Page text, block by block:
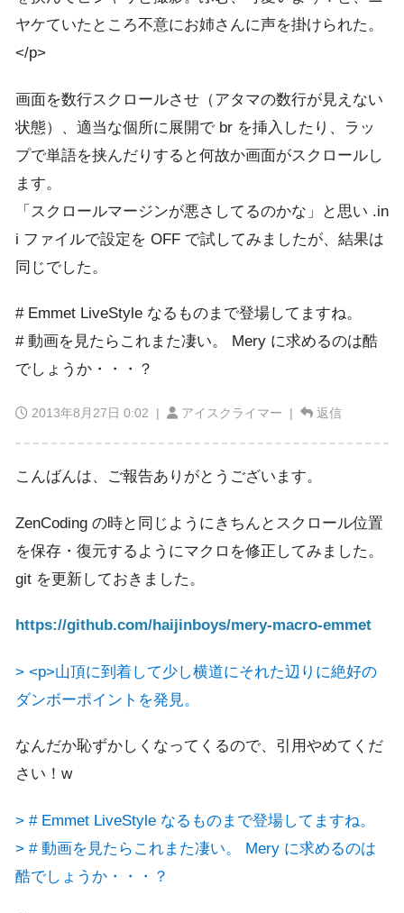
ヤケていたところ不意にお姉さんに声を掛けられた。
</p>
画面を数行スクロールさせ（アタマの数行が見えない
状態）、適当な個所に展開で br を挿入したり、ラッ
プで単語を挟んだりすると何故か画面がスクロールし
ます。
「スクロールマージンが悪さしてるのかな」と思い .in
i ファイルで設定を OFF で試してみましたが、結果は
同じでした。
# Emmet LiveStyle なるものまで登場してますね。
# 動画を見たらこれまた凄い。 Mery に求めるのは酷
でしょうか・・・？
2013年8月27日 0:02 | アイスクライマー | 返信
こんばんは、ご報告ありがとうございます。
ZenCoding の時と同じようにきちんとスクロール位置
を保存・復元するようにマクロを修正してみました。
git を更新しておきました。
https://github.com/haijinboys/mery-macro-emmet
> <p>山頂に到着して少し横道にそれた辺りに絶好の
ダンボーポイントを発見。
なんだか恥ずかしくなってくるので、引用やめてくだ
さい！w
> # Emmet LiveStyle なるものまで登場してますね。
> # 動画を見たらこれまた凄い。 Mery に求めるのは
酷でしょうか・・・？